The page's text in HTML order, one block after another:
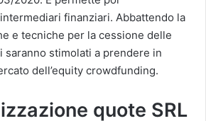
finanziari. Abbattendo la
e tecniche per la cessione delle
stimolati a prendere in
dell’equity crowdfunding.
quote SRL